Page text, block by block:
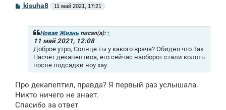
С
о
kisuha8 11 май 2021, 17:21
Новая Жизнь писал(а): ↑
11 май 2021, 12:08
Доброе утро, Солнце ты у какого врача? Обидно что Так
Насчёт декапептиоа, его сейчас наоборот стали колоть
после подсадки ноу хау
Про декапептил, правда? Я первый раз услышала.
Никто ничего не знает.
Спасибо за ответ